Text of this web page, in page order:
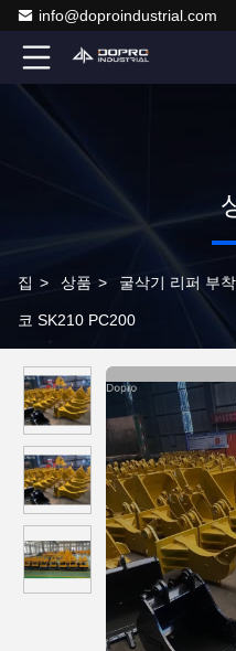
info@doproindustrial.com
집 > 상품 > 굴삭기 리퍼 부착
코 SK210 PC200